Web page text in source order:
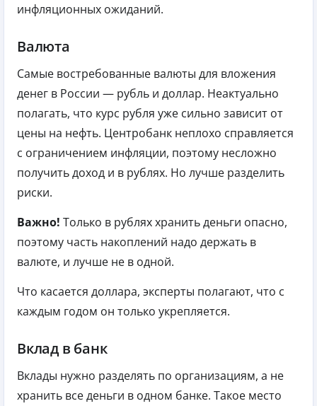
инфляционных ожиданий.
Валюта
Самые востребованные валюты для вложения
денег в России — рубль и доллар. Неактуально
полагать, что курс рубля уже сильно зависит от
цены на нефть. Центробанк неплохо справляется
с ограничением инфляции, поэтому несложно
получить доход и в рублях. Но лучше разделить
риски.
Важно! Только в рублях хранить деньги опасно,
поэтому часть накоплений надо держать в
валюте, и лучше не в одной.
Что касается доллара, эксперты полагают, что с
каждым годом он только укрепляется.
Вклад в банк
Вклады нужно разделять по организациям, а не
хранить все деньги в одном банке. Такое место